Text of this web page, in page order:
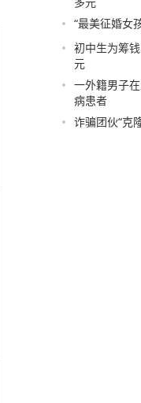
“最美征婚女
初中生为筹
元
一外籍男子
病患者
诈骗团伙“克